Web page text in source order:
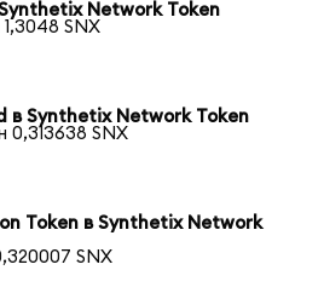
Network Token
1,3048 SNX
в Synthetix Network Token
0,313638 SNX
Token в Synthetix Network
SNX